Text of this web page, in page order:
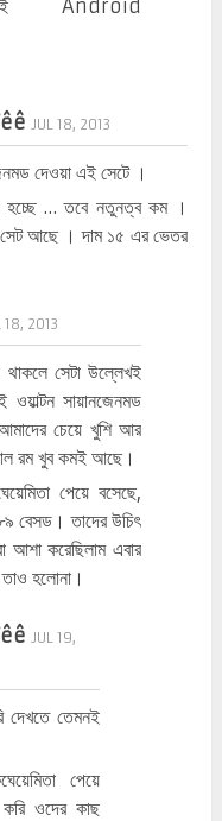
Android
JUL 18, 2013
দেওয়া এই সেটে ।
হচ্ছে … তবে নতুনত্ব কম ।
আছে । দাম ১৫ এর ভেতর
18, 2013
থাকলে সেটা উল্লেখই
সায়ানজেনমড
চেয়ে খুশি আর
রম খুব কমই আছে।
পেয়ে বসেছে,
বেসড। তাদের উচিৎ
করেছিলাম এবার
হলোনা।
JUL 19,
দেখতে তেমনই
পেয়ে
ওদের কাছ